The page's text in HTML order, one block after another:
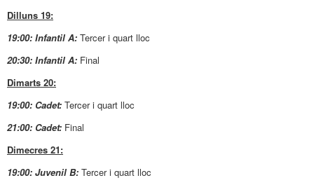
Dilluns 19:
19:00: Infantil A: Tercer i quart lloc
20:30: Infantil A: Final
Dimarts 20:
19:00: Cadet: Tercer i quart lloc
21:00: Cadet: Final
Dimecres 21:
19:00: Juvenil B: Tercer i quart lloc